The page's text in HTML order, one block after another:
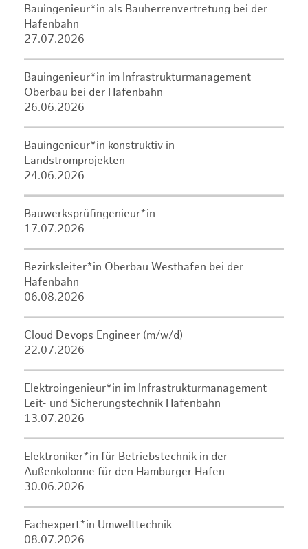
Bauingenieur*in als Bauherrenvertretung bei der
Hafenbahn
27.07.2026
Bauingenieur*in im Infrastrukturmanagement
Oberbau bei der Hafenbahn
26.06.2026
Bauingenieur*in konstruktiv in
Landstromprojekten
24.06.2026
Bauwerksprüfingenieur*in
17.07.2026
Bezirksleiter*in Oberbau Westhafen bei der
Hafenbahn
06.08.2026
Cloud Devops Engineer (m/w/d)
22.07.2026
Elektroingenieur*in im Infrastrukturmanagement
Leit- und Sicherungstechnik Hafenbahn
13.07.2026
Elektroniker*in für Betriebstechnik in der
Außenkolonne für den Hamburger Hafen
30.06.2026
Fachexpert*in Umwelttechnik
08.07.2026